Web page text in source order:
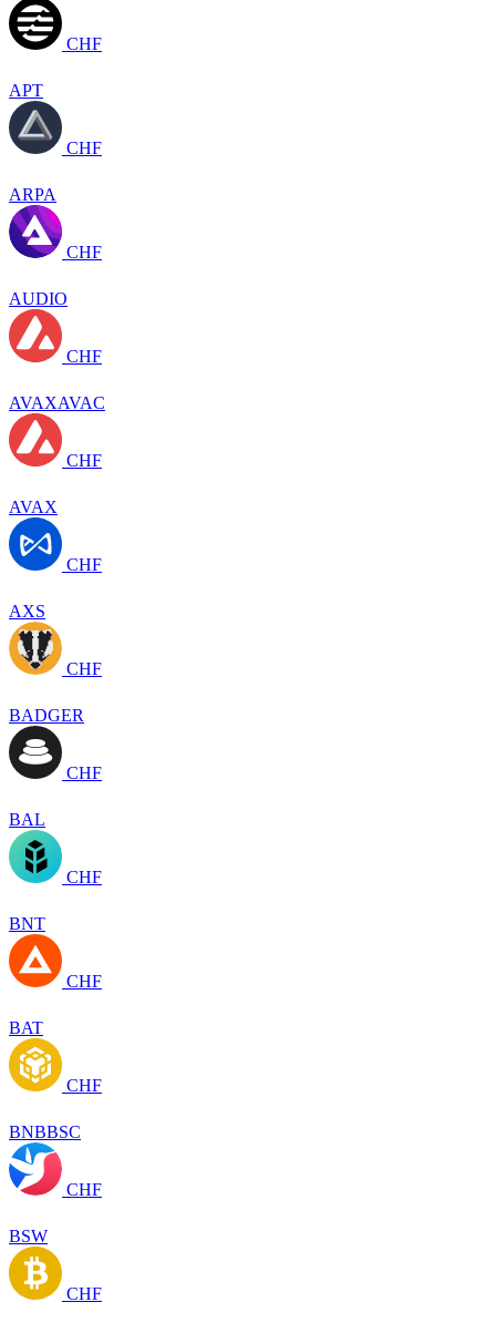
CHF
APT
CHF
ARPA
CHF
AUDIO
CHF
AVAXAVAC
CHF
AVAX
CHF
AXS
CHF
BADGER
CHF
BAL
CHF
BNT
CHF
BAT
CHF
BNBBSC
CHF
BSW
CHF